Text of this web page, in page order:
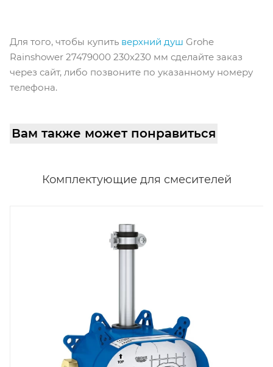
Для того, чтобы купить верхний душ Grohe
Rainshower 27479000 230х230 мм сделайте заказ
через сайт, либо позвоните по указанному номеру
телефона.
Вам также может понравиться
Комплектующие для смесителей